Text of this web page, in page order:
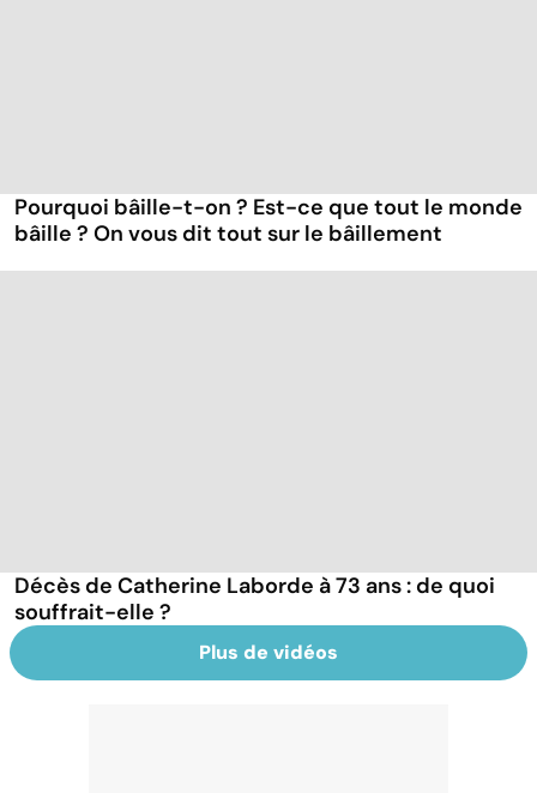
Pourquoi bâille-t-on ? Est-ce que tout le monde
bâille ? On vous dit tout sur le bâillement
Décès de Catherine Laborde à 73 ans : de quoi
souffrait-elle ?
Plus de vidéos